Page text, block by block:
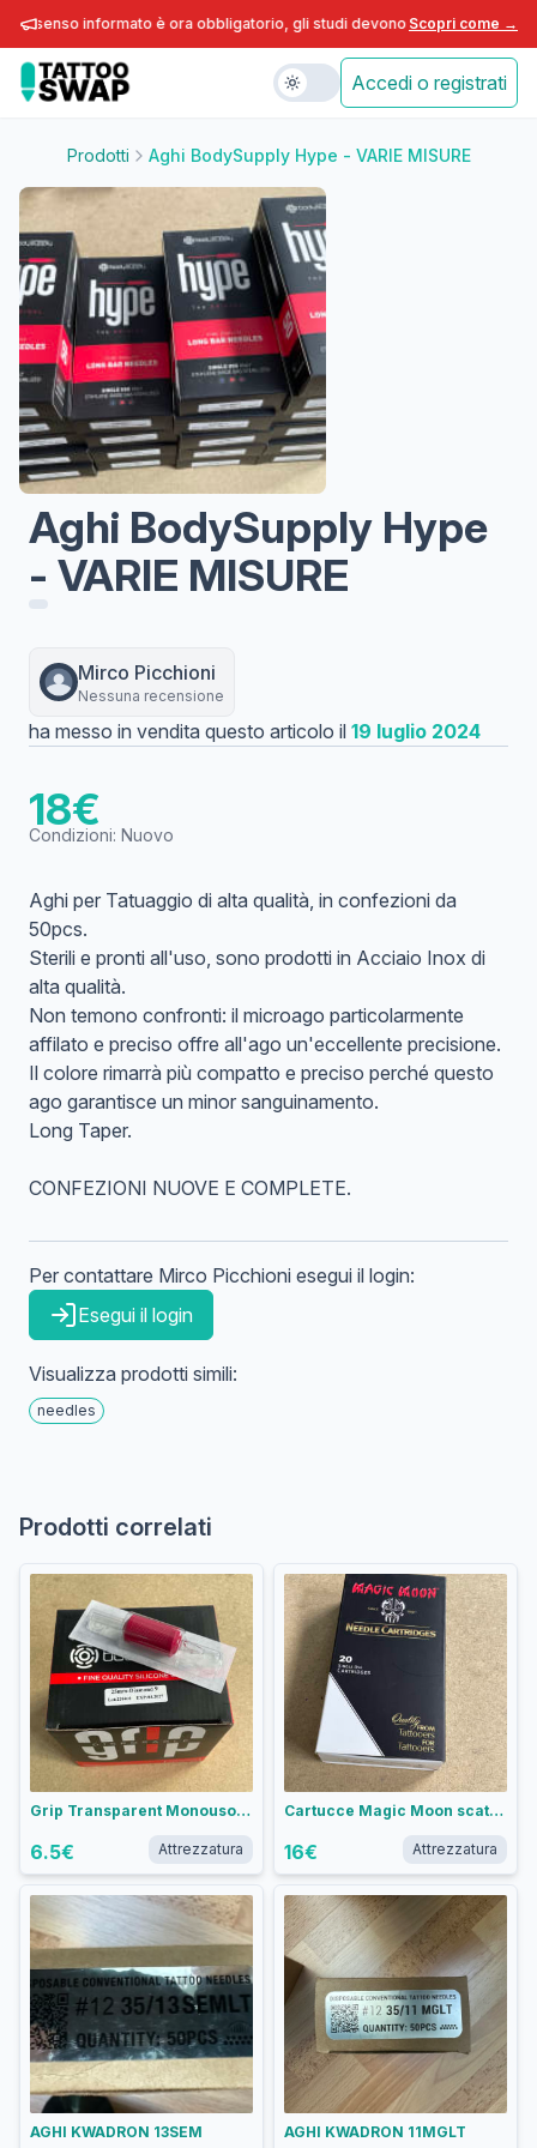
informato è ora obbligatorio, gli studi devono adeguarsi entro fine
Scopri come →
Accedi o registrati
Prodotti Aghi BodySupply Hype - VARIE MISURE
Aghi BodySupply Hype
- VARIE MISURE
Mirco Picchioni
Nessuna recensione
ha messo in vendita questo articolo il 19 luglio 2024
18€
Condizioni: Nuovo
Aghi per Tatuaggio di alta qualità, in confezioni da
50pcs.
Sterili e pronti all'uso, sono prodotti in Acciaio Inox di
alta qualità.
Non temono confronti: il microago particolarmente
affilato e preciso offre all'ago un'eccellente precisione.
Il colore rimarrà più compatto e preciso perché questo
ago garantisce un minor sanguinamento.
Long Taper.
CONFEZIONI NUOVE E COMPLETE.
Per contattare Mirco Picchioni esegui il login:
Esegui il login
Visualizza prodotti simili:
needles
Prodotti correlati
Grip Transparent Monouso BodySupply - DIAMOND VARIE MISURE
6.5€ Attrezzatura
Cartucce Magic Moon scatola 20 pezzi - 9 magnum soft 0,35
16€ Attrezzatura
AGHI KWADRON 13SEM AGHI KWADRON 11MGLT